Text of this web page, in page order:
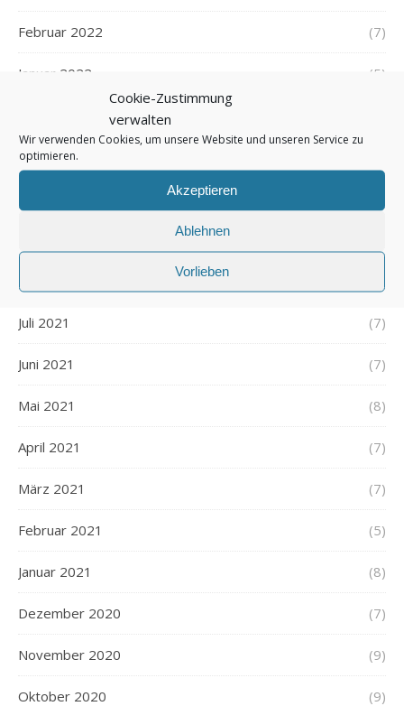
Cookie-Zustimmung
verwalten
Wir verwenden Cookies, um unsere Website und unseren Service zu
optimieren.
Akzeptieren
Ablehnen
Vorlieben
Februar 2022 (7)
Januar 2022 (5)
Dezember 2021
November 2021
Juli 2021 (7)
Juni 2021 (7)
Mai 2021 (8)
April 2021 (7)
März 2021 (7)
Februar 2021 (5)
Januar 2021 (8)
Dezember 2020 (7)
November 2020 (9)
Oktober 2020 (9)